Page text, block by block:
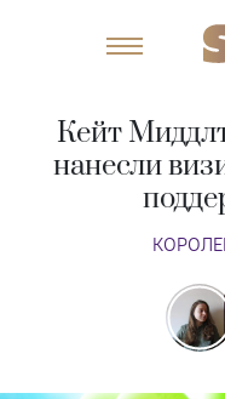
Кейт
нанесли